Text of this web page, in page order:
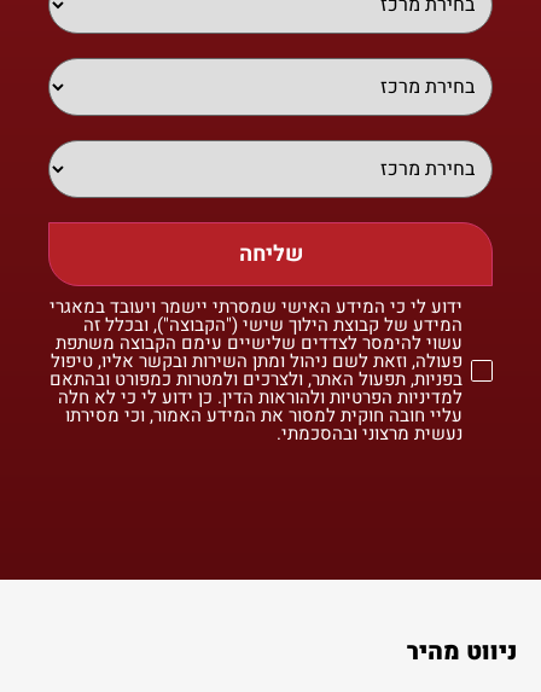
שליחה
ידוע לי כי המידע האישי שמסרתי יישמר ויעובד במאגרי
המידע של קבוצת הילוך שישי ("הקבוצה"), ובכלל זה
עשוי להימסר לצדדים שלישיים עימם הקבוצה משתפת
פעולה, וזאת לשם ניהול ומתן השירות ובקשר אליו, טיפול
בפניות, תפעול האתר, ולצרכים ולמטרות כמפורט ובהתאם
למדיניות הפרטיות ולהוראות הדין. כן ידוע לי כי לא חלה
עליי חובה חוקית למסור את המידע האמור, וכי מסירתו
נעשית מרצוני ובהסכמתי.
ניווט מהיר